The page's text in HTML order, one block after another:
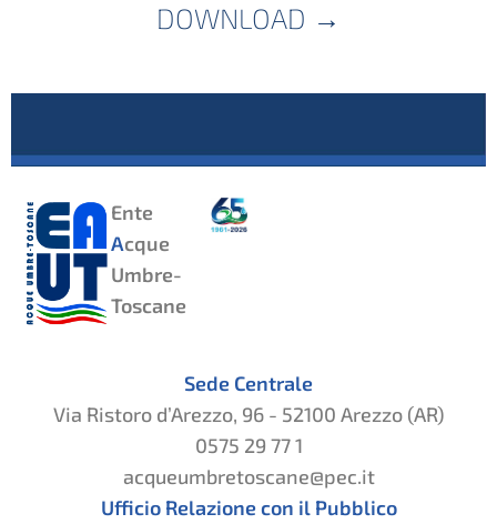
DOWNLOAD →
Ente
Acque
Umbre-
Toscane
Sede Centrale
Via Ristoro d’Arezzo, 96 - 52100 Arezzo (AR)
0575 29 77 1
acqueumbretoscane@pec.it
Ufficio Relazione con il Pubblico